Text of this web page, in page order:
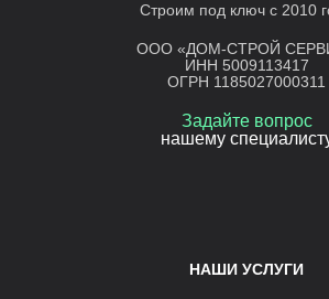
Строим под ключ с 2010
ООО «ДОМ-СТРОЙ
ИНН 5009113417
ОГРН 1185027000311
Задайте вопрос
нашему
НАШИ УСЛУГИ